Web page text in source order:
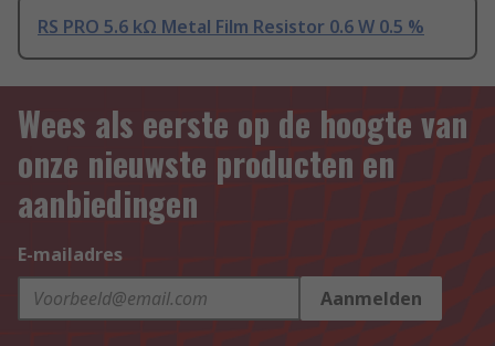
RS PRO 5.6 kΩ Metal Film Resistor 0.6 W 0.5 %
Wees als eerste op de hoogte van
onze nieuwste producten en
aanbiedingen
E-mailadres
Aanmelden